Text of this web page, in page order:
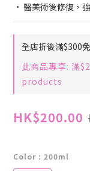
• 醫美術後修復，
全店折後滿$300
此商品專享: 滿
products
HK$200.00
Color : 200ml